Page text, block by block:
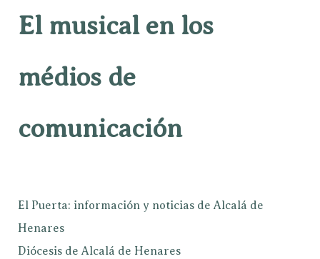
El musical en los
médios de
comunicación
El Puerta: información y noticias de Alcalá de
Henares
Diócesis de Alcalá de Henares